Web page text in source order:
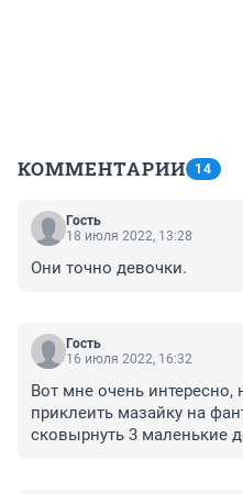
КОММЕНТАРИИ 14
Гость
18 июля 2022, 13:28
Они точно девочки.
Гость
16 июля 2022, 16:32
Вот мне очень
приклеить мазайку на
сковырнуть 3 маленькие